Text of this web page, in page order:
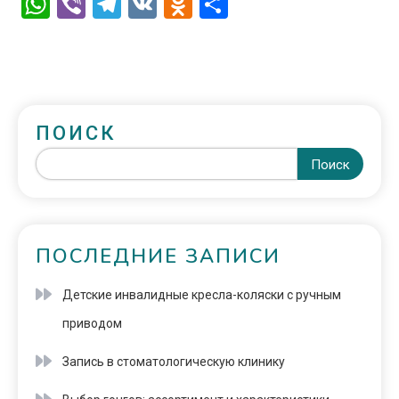
ПОИСК
Поиск
ПОСЛЕДНИЕ ЗАПИСИ
Детские инвалидные кресла-коляски с ручным
приводом
Запись в стоматологическую клинику